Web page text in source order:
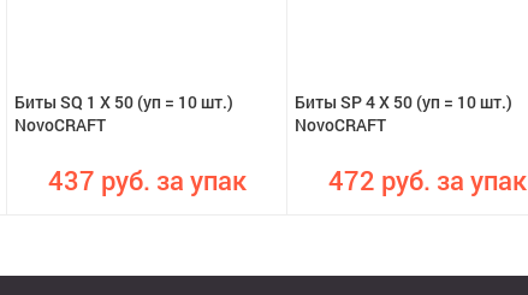
Биты SQ 1 X 50 (уп = 10 шт.)
NovoCRAFT
437 руб. за упак
Биты SP 4 X 50 (уп = 10 шт.)
NovoCRAFT
472 руб. за упак